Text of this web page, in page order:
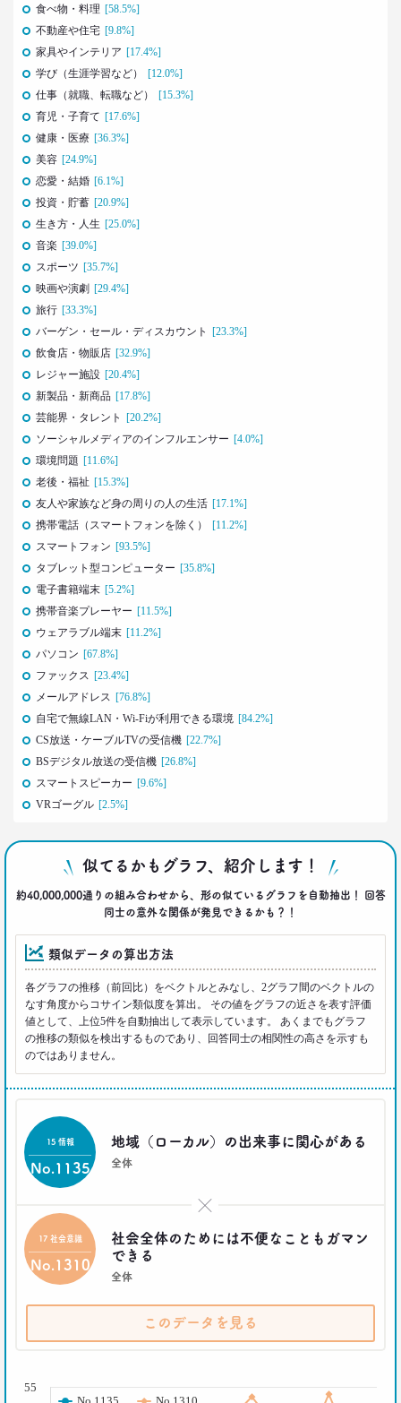
–日経クロストレンド 連載④–
生活総研 主席研究員
2021.02.25
たこ焼きが1位？ 和食が消えた？
好きな料理ランキング大激変
–日経クロストレンド 連載③–
生活総研 主席研究員
夏山 明美
2021.02.09
足りないのはお金より時間
--日経クロストレンド 連載②--
生活総研 上席研究員/コピーライター
前沢 裕文
2021.02.09
「43歳からおじさん」が調査で判明！
「7つの特徴」を大分析
前沢 裕文
2019.10.29
人気コスプレイヤー･伊織もえさんに聞く 仮装とは
大分違う｢本気コスプレイヤー｣の世界
生活総研 上席研究員/コピーライター
意外な実態
生活総研 上席研究員/コピーライター
前沢 裕文
2019.04.15
20代4人が語る｢平成の恋愛｣への強烈な違和感
生活総研 上席研究員
三矢正浩
2019.01.16
それでも｢現金派｣という男女3人が語る理由
生活総研 上席研究員
三矢正浩
2018.11.20
一人立ち食いそばが平気な女性が増えたワケ
生活総研 上席研究員
｢WEBコンテンツは私の先生｣な時代
博報堂 第一プラニング局
崔 喜景
「答えを探さない」という使い方。
博報堂 第三プラニング局
夏 秋馬寧
2017.06.12
｢もう欲しいモノなんてないよね～｣
って本当か？
食べ物・料理 [58.5%]
不動産や住宅 [9.8%]
家具やインテリア [17.4%]
学び（生涯学習など）
[12.0%]
仕事（就職、転職など）
[15.3%]
育児・子育て [17.6%]
健康・医療 [36.3%]
美容 [24.9%]
恋愛・結婚 [6.1%]
投資・貯蓄 [20.9%]
生き方・人生 [25.0%]
音楽 [39.0%]
スポーツ [35.7%]
映画や演劇 [29.4%]
旅行 [33.3%]
バーゲン・セール・ディスカウント
[23.3%]
飲食店・物販店 [32.9%]
レジャー施設 [20.4%]
新製品・新商品 [17.8%]
芸能界・タレント
[20.2%]
ソーシャルメディアのインフルエンサー [4.0%]
環境問題 [11.6%]
老後・福祉 [15.3%]
友人や家族など身の周りの人の生活 [17.1%]
携帯電話（スマートフォンを除く）
[11.2%]
スマートフォン [93.5%]
タブレット型コンピューター [35.8%]
電子書籍端末 [5.2%]
携帯音楽プレーヤー [11.5%]
ウェアラブル端末 [11.2%]
パソコン [67.8%]
ファックス [23.4%]
メールアドレス [76.8%]
自宅で無線LAN・Wi-Fiが利用できる環境 [84.2%]
CS放送・ケーブルTVの受信機 [22.7%]
BSデジタル放送の受信機 [26.8%]
スマートスピーカー [9.6%]
VRゴーグル [2.5%]
似てるかもグラフ、紹介します！
約40,000,000通りの組み合わせから、形の似ているグラフを自動抽出！ 回答
同士の意外な関係が発見できるかも？！
類似データの算出方法
各グラフの推移（前回比）をベクトルとみなし、2グラフ間のベクトルの
なす角度からコサイン類似度を算出。 その値をグラフの近さを表す評価
値として、上位5件を自動抽出して表示しています。 あくまでもグラフ
の推移の類似を検出するものであり、回答同士の相関性の高さを示すも
のではありません。
地域（ローカル）の出来事に関心がある
全体
15 情報
No.1135
社会全体のためには不便なこともガマン
できる
全体
17 社会意識
No.1310
このデータを見る
55